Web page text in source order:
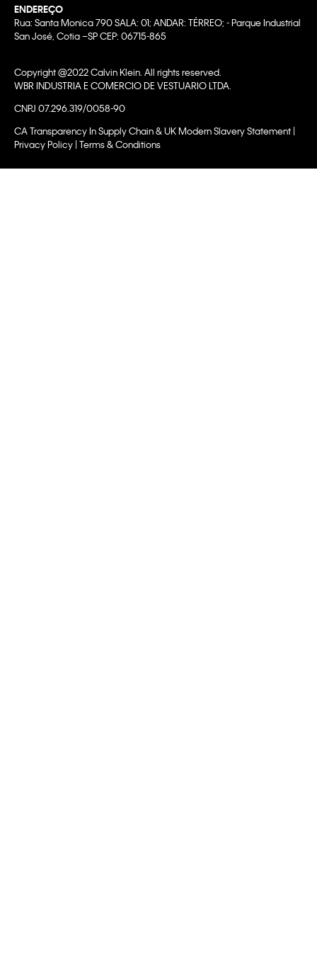
ENDEREÇO
Rua: Santa Monica 790 SALA: 01; ANDAR: TÉRREO; - Parque Industrial
San José, Cotia –SP CEP: 06715-865
Copyright @2022 Calvin Klein. All rights reserved.
WBR INDUSTRIA E COMERCIO DE VESTUARIO LTDA.
CNPJ 07.296.319/0058-90
CA Transparency In Supply Chain & UK Modern Slavery Statement |
Privacy Policy | Terms & Conditions